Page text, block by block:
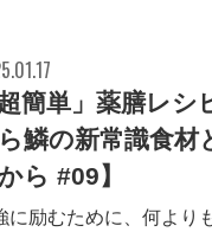
超簡単」薬膳レ
鱗の新常識食材
ら #09】
に励むために、何より